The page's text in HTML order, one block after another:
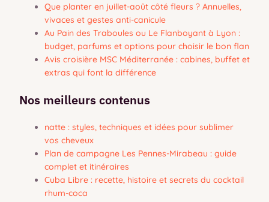
Que planter en juillet-août côté fleurs ? Annuelles,
vivaces et gestes anti-canicule
Au Pain des Traboules ou Le Flanboyant à Lyon :
budget, parfums et options pour choisir le bon flan
Avis croisière MSC Méditerranée : cabines, buffet et
extras qui font la différence
Nos meilleurs contenus
natte : styles, techniques et idées pour sublimer
vos cheveux
Plan de campagne Les Pennes-Mirabeau : guide
complet et itinéraires
Cuba Libre : recette, histoire et secrets du cocktail
rhum-coca